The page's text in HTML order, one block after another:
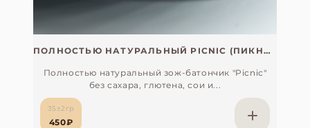
ПОЛНОСТЬЮ НАТУРАЛЬНЫЙ PICNIC (ПИКНИК) БЕЗ САХАРА, СОИ И ГЛЮТЕНА (С ПЕПТИДАМИ МОРСКОГО КОЛЛАГЕНА, ЯПОНИЯ)
Полностью натуральный зож-батончик "Picnic"
без сахара, глютена, сои и...
35±2гр
450₽